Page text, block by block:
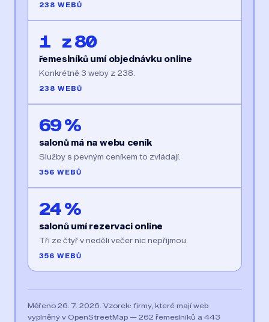
238 WEBŮ
1 z 80
řemeslníků umí objednávku online
Konkrétně 3 weby z 238.
238 WEBŮ
69 %
salonů má na webu ceník
Služby s pevným ceníkem to zvládají.
356 WEBŮ
24 %
salonů umí rezervaci online
Tři ze čtyř v neděli večer nic nepřijmou.
356 WEBŮ
Měřeno 26. 7. 2026. Vzorek: firmy, které mají web
vyplněný v OpenStreetMap — 262 řemeslníků a 443